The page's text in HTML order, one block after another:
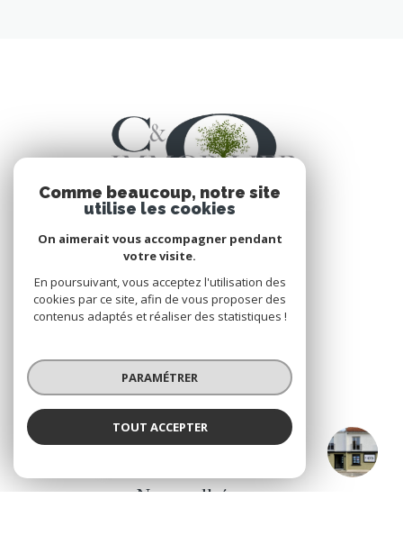
CO IMMOBILIER Legé & Le Bignon
VOTRE ESPACE
Espace propriétaire
SE CONNECTER
Nous adhérons
Comme beaucoup, notre site
utilise les cookies
On aimerait vous accompagner pendant
votre visite.
En poursuivant, vous acceptez l'utilisation des
cookies par ce site, afin de vous proposer des
contenus adaptés et réaliser des statistiques !
PARAMÉTRER
TOUT ACCEPTER